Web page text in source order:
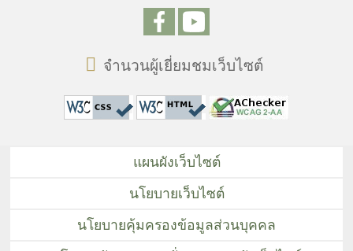
จำนวนผู้เยี่ยมชมเว็บไซต์
แผนผังเว็บไซต์
นโยบายเว็บไซต์
นโยบายคุ้มครองข้อมูลส่วนบุคคล